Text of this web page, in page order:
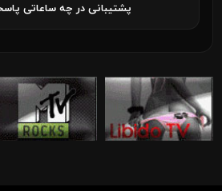
پشتیبانی در چه ساعاتی